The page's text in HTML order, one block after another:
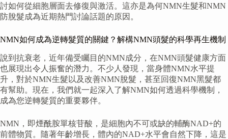
討如何從細胞層面去修復與激活。這亦是為何NMN生髮和NMN
防脫髮成為近期熱門討論話題的原因。
NMN如何成為逆轉髮質的關鍵？解構NMN頭髮的科學再生機制
說到抗衰老，近年備受矚目的NMN成分，在NMN頭髮健康方面
也展現出令人振奮的潛力。不少人發現，當身體NMN水平提
升，對於NMN生髮以及改善NMN脫髮，甚至回復NMN黑髮都
有幫助。現在，我們就一起深入了解NMN如何透過科學機制，
成為您逆轉髮質的重要夥伴。
NMN，即煙酰胺單核苷酸，是細胞內不可或缺的輔酶NAD+的
前體物質。隨著年齡增長，體內的NAD+水平會自然下降，這是